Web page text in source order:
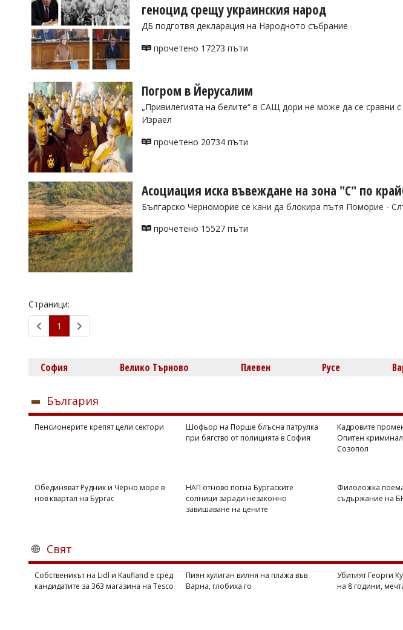
k.kassabova@flagman.bg
редактор:
office@flagman.bg
Коментарите
статиите
въвеждат
читателите
редакцията
отговорност
коментар,
геноцид срещу украинския народ
ДБ подготвя декларация на Народното събрание
прочетено 17273 пъти
Погром в Йерусалим
„Привилегията на белите“ в САЩ дори не може да се сравни с
Израел
прочетено 20734 пъти
Асоциация иска въвеждане на зона "С" по
Българско Черноморие се кани да блокира пътя Поморие -
прочетено 15527 пъти
Страници:
1
София Велико Търново Плевен Русе
България
Пенсионерите крепят цели сектори
Шофьор на Порше блъсна патрулка
при бягство от полицията в София
Кадровите
Опитен
Созопол
Обединяват Рудник и Черно море в
нов квартал на Бургас
НАП отново погна Бургаските
солници заради незаконно
завишаване на цените
Филоложка
съдържание на
Свят
Собственикът на Lidl и Kaufland е сред
кандидатите за 363 магазина на Tesco
Пиян хулиган вилня на плажа във
Варна, глобиха го
Убитият Георги
на 8 години,